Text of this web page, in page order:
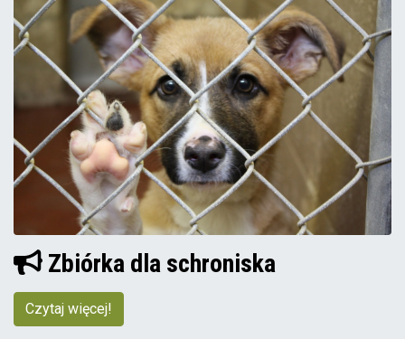
Zbiórka dla schroniska
Czytaj więcej!